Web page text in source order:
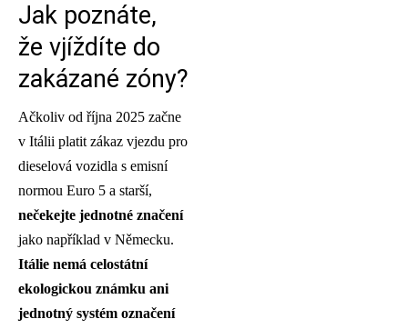
Jak poznáte,
že vjíždíte do
zakázané zóny?
Ačkoliv od října 2025 začne
v Itálii platit zákaz vjezdu pro
dieselová vozidla s emisní
normou Euro 5 a starší,
nečekejte jednotné značení
jako například v Německu.
Itálie nemá celostátní
ekologickou známku ani
jednotný systém označení